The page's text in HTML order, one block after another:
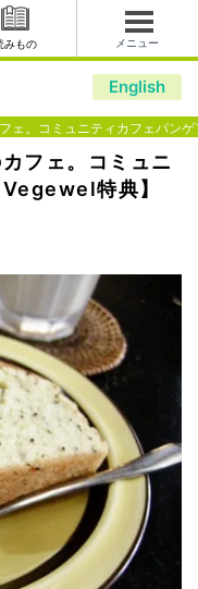
みもの メニュー
English
ェ。コミュニティカフェパン
フェ。コミュニ
特典】